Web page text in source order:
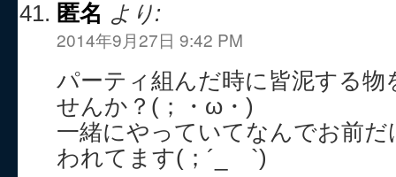
匿名 より:
2014年9月27日 9:42 PM
パーティ組んだ時に皆泥する物
せんか？(；・ω・)
一緒にやっていてなんでお前
われてます(；´_ゝ`)